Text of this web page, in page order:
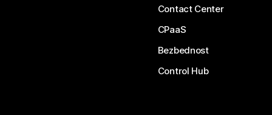
Contact Center
CPaaS
Bezbednost
Control Hub